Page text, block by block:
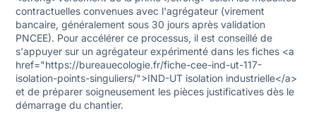
contractuelles convenues avec l'agrégateur (virement
bancaire, généralement sous 30 jours après validation
PNCEE). Pour accélérer ce processus, il est conseillé de
s'appuyer sur un agrégateur expérimenté dans les fiches <a
href="https://bureauecologie.fr/fiche-cee-ind-ut-117-
isolation-points-singuliers/">IND-UT isolation industrielle</a>
et de préparer soigneusement les pièces justificatives dès le
démarrage du chantier.